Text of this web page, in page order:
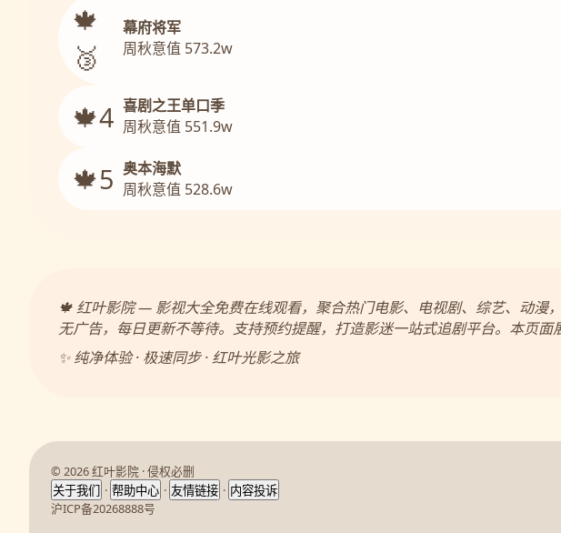
🍁
🥉
幕府将军
周秋意值 573.2w
🍁4 喜剧之王单口季
周秋意值 551.9w
🍁5 奥本海默
周秋意值 528.6w
🍁 红叶影院 — 影视大全免费在线观看，聚合热门电影、电视剧、综艺、动
无广告，每日更新不等待。支持预约提醒，打造影迷一站式追剧平台。本页
✨ 纯净体验 · 极速同步 · 红叶光影之旅
© 2026 红叶影院 · 侵权必删
关于我们 · 帮助中心 · 友情链接 · 内容投诉
沪ICP备20268888号